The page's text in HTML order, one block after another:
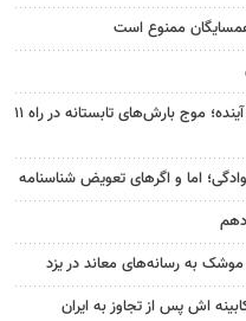
ممنوع است
وضعیت جوی کشور در ۷۲ ساعت آینده؛ موج بارش‌های تابستانه در راه ۱۱
اما و اگرهای تعویض شناسنامه
موشک به رسانه‌های معاند در یزد
اش پس از تجاوز به ایران